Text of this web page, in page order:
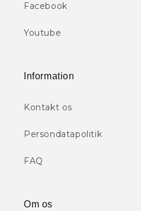
Facebook
Youtube
Information
Kontakt os
Persondatapolitik
FAQ
Om os